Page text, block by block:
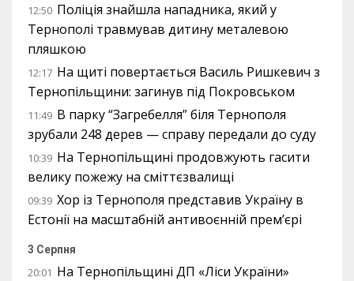
12:50 Поліція знайшла нападника, який у
Тернополі травмував дитину металевою
пляшкою
12:17 На щиті повертається Василь Ришкевич з
Тернопільщини: загинув під Покровськом
11:49 В парку “Загребелля” біля Тернополя
зрубали 248 дерев — справу передали до суду
10:39 На Тернопільщині продовжують гасити
велику пожежу на сміттєзвалищі
09:39 Хор із Тернополя представив Україну в
Естонії на масштабній антивоєнній прем’єрі
3 Серпня
20:01 На Тернопільщині ДП «Ліси України»